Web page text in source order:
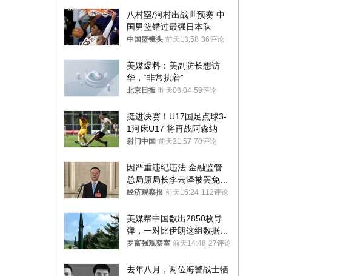
八村塁/河村出战世预赛 中
国男篮错过最强日本队
中国篮镜头 前天13:58 36评论
美媒爆料：美副防长想访
华，“非常执着”
北京日报 昨天08:04 59评论
挺进决赛！U17国足点球3-
1河床U17 将再战阿森纳
射门中国 前天21:57 70评论
因严重违纪违法 金融监管
总局原局长李云泽被罢免全
国人大代表
经济观察报 前天16:24 112评论
美媒帮中国数出2850枚导
弹，一对比伊朗这组数据，
发现出大事了
罗富强观察室 前天14:48 27评论
去年八月，两位海警战士牺